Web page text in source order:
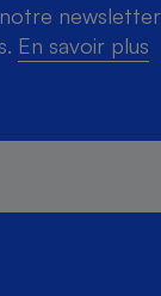
En savoir plus